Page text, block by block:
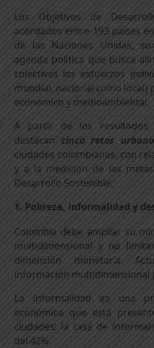
Los Objetivos de
acordados entre 193 países
de las Naciones Unidas,
agenda política que busca
colectivas los esfuerzos
mundial, nacional como local)
económico y medioambiental.
A partir de los resultados
destacan cinco retos
ciudades colombianas, con
y a la medición de las
Desarrollo Sostenible:
1. Pobreza, informalidad y
Colombia debe ampliar su
multidimensional y no
dimensión monetaria.
información multidimensional
La informalidad es una
económica que está
ciudades: la tasa de
del 42%.